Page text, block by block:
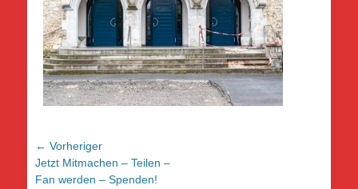
Beitragsnavigation
← Vorheriger
Vorheriger
Beitrag:
Jetzt Mitmachen – Teilen –
Fan werden – Spenden!